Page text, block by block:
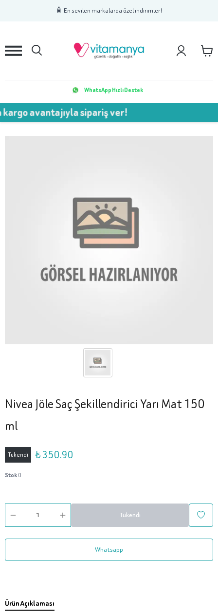
🧴 En sevilen markalarda özel indirimler!
2 3
WhatsApp Hızlı Destek
sipariş ver!
Nivea Jöle Saç Şekillendirici Yarı Mat 150
ml
Tükendi ₺ 350.90
Stok0
Tükendi
Whatsapp
Ürün Açıklaması